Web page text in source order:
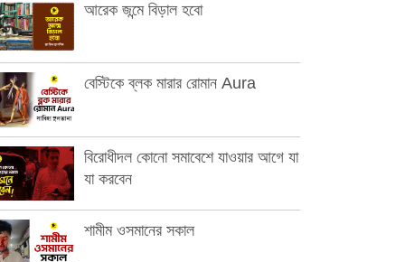
আরেক জন্মে বিড়াল হবো
বেস্টিকে ব্লক মারার রোমান Aura
বিরোধীদল কোনো সমাবেশে যাওয়ার আগে যা
যা করবেন
শামীম ওসমানের সকাল